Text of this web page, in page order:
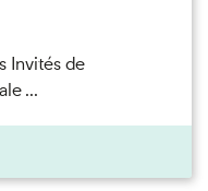
Invités de
...